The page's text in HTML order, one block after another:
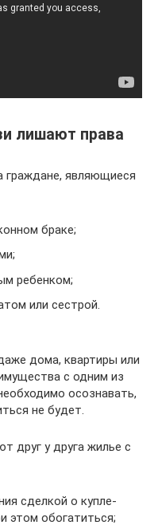
лишают права
граждане, являющиеся
браке;
ребенком;
или сестрой.
дома, квартиры или
с одним из
осознавать,
не будет.
друг у друга жилье с
сделкой о купле-
этом обогатиться;